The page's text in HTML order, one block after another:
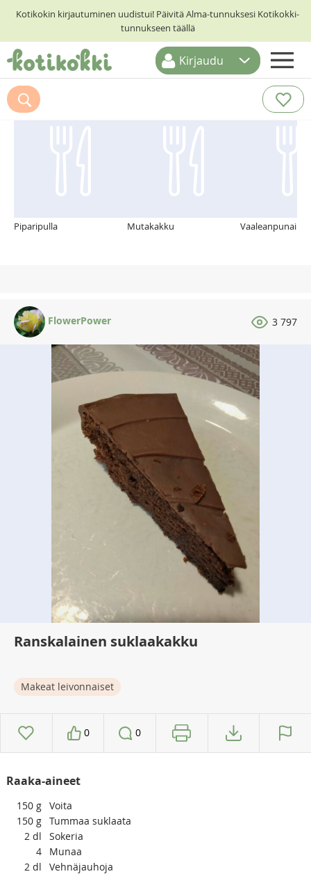
Kotikokin kirjautuminen uudistui! Päivitä Alma-tunnuksesi Kotikokki-
tunnukseen täällä
ETUSIVU
RESEPTIHAKU
Kirjaudu
Suosittelemme myös
Piparipulla Mutakakku
FlowerPower 3 797
Ranskalainen suklaakakku
Makeat leivonnaiset
0 0
Raaka-aineet
150 g Voita
150 g Tummaa suklaata
2 dl
Sokeria
4
Munaa
2 dl
Vehnäjauhoja